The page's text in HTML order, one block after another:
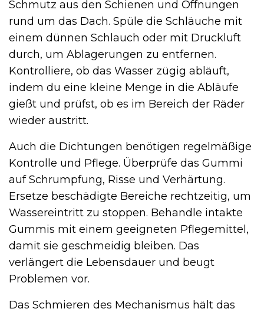
Schmutz aus den Schienen und Öffnungen
rund um das Dach. Spüle die Schläuche mit
einem dünnen Schlauch oder mit Druckluft
durch, um Ablagerungen zu entfernen.
Kontrolliere, ob das Wasser zügig abläuft,
indem du eine kleine Menge in die Abläufe
gießt und prüfst, ob es im Bereich der Räder
wieder austritt.
Auch die Dichtungen benötigen regelmäßige
Kontrolle und Pflege. Überprüfe das Gummi
auf Schrumpfung, Risse und Verhärtung.
Ersetze beschädigte Bereiche rechtzeitig, um
Wassereintritt zu stoppen. Behandle intakte
Gummis mit einem geeigneten Pflegemittel,
damit sie geschmeidig bleiben. Das
verlängert die Lebensdauer und beugt
Problemen vor.
Das Schmieren des Mechanismus hält das